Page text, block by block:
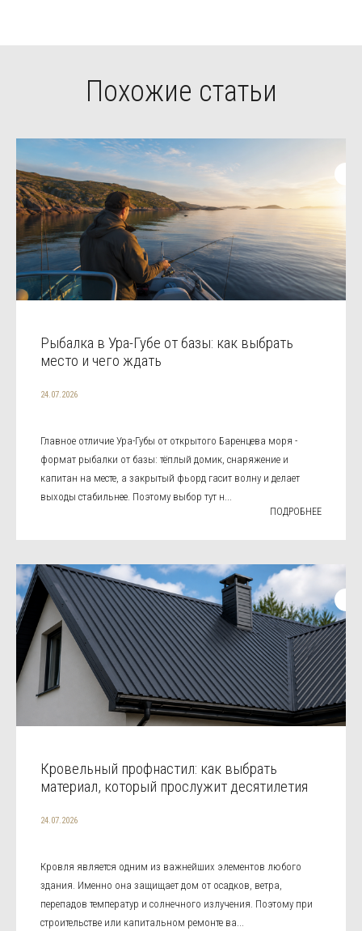
Похожие статьи
Рыбалка в Ура-Губе от базы: как выбрать
место и чего ждать
24.07.2026
Главное отличие Ура-Губы от открытого Баренцева моря -
формат рыбалки от базы: тёплый домик, снаряжение и
капитан на месте, а закрытый фьорд гасит волну и делает
выходы стабильнее. Поэтому выбор тут н...
ПОДРОБНЕЕ
Кровельный профнастил: как выбрать
материал, который прослужит десятилетия
24.07.2026
Кровля является одним из важнейших элементов любого
здания. Именно она защищает дом от осадков, ветра,
перепадов температур и солнечного излучения. Поэтому при
строительстве или капитальном ремонте ва...